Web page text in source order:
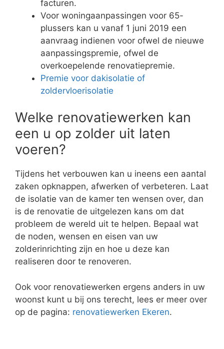
Elektriciteit leggen
Of u er nu een badkamer, slaapkamer of
elektriciteit is altijd handig. Dit kan u plaatsen
door middel van opbouw. Breek-, en kapwerken
zijn niet nodig. Een andere optie zijn
slijpwerken. Contacteer een professionele
elektricien voor vakkundig advies vooraleer u
gaat renoveren of afwerken. Zo verloopt uw
zolderrenovatie zonder bijkomende problemen.